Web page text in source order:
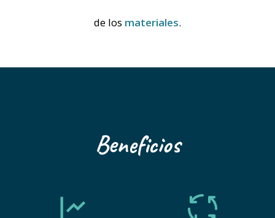
de los materiales.
Beneficios